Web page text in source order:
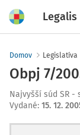
Legalis
Domov Legislatíva
Obpj 7/
Najvyšší súd SR -
Vydané: 15. 12.